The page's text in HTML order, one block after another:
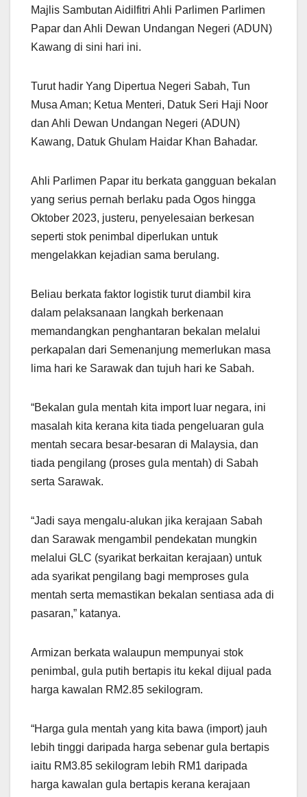
Majlis Sambutan Aidilfitri Ahli Parlimen Parlimen
Papar dan Ahli Dewan Undangan Negeri (ADUN)
Kawang di sini hari ini.
Turut hadir Yang Dipertua Negeri Sabah, Tun
Musa Aman; Ketua Menteri, Datuk Seri Haji Noor
dan Ahli Dewan Undangan Negeri (ADUN)
Kawang, Datuk Ghulam Haidar Khan Bahadar.
Ahli Parlimen Papar itu berkata gangguan bekalan
yang serius pernah berlaku pada Ogos hingga
Oktober 2023, justeru, penyelesaian berkesan
seperti stok penimbal diperlukan untuk
mengelakkan kejadian sama berulang.
Beliau berkata faktor logistik turut diambil kira
dalam pelaksanaan langkah berkenaan
memandangkan penghantaran bekalan melalui
perkapalan dari Semenanjung memerlukan masa
lima hari ke Sarawak dan tujuh hari ke Sabah.
“Bekalan gula mentah kita import luar negara, ini
masalah kita kerana kita tiada pengeluaran gula
mentah secara besar-besaran di Malaysia, dan
tiada pengilang (proses gula mentah) di Sabah
serta Sarawak.
“Jadi saya mengalu-alukan jika kerajaan Sabah
dan Sarawak mengambil pendekatan mungkin
melalui GLC (syarikat berkaitan kerajaan) untuk
ada syarikat pengilang bagi memproses gula
mentah serta memastikan bekalan sentiasa ada di
pasaran,” katanya.
Armizan berkata walaupun mempunyai stok
penimbal, gula putih bertapis itu kekal dijual pada
harga kawalan RM2.85 sekilogram.
“Harga gula mentah yang kita bawa (import) jauh
lebih tinggi daripada harga sebenar gula bertapis
iaitu RM3.85 sekilogram lebih RM1 daripada
harga kawalan gula bertapis kerana kerajaan